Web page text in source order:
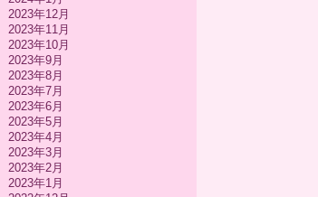
2023年12月
2023年11月
2023年10月
2023年9月
2023年8月
2023年7月
2023年6月
2023年5月
2023年4月
2023年3月
2023年2月
2023年1月